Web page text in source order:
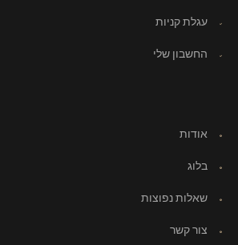
עגלת קניות
החשבון שלי
אודות
בלוג
שאלות נפוצות
צור קשר